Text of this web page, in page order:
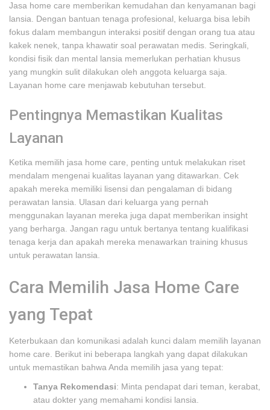
Jasa home care memberikan kemudahan dan kenyamanan bagi
lansia. Dengan bantuan tenaga profesional, keluarga bisa lebih
fokus dalam membangun interaksi positif dengan orang tua atau
kakek nenek, tanpa khawatir soal perawatan medis. Seringkali,
kondisi fisik dan mental lansia memerlukan perhatian khusus
yang mungkin sulit dilakukan oleh anggota keluarga saja.
Layanan home care menjawab kebutuhan tersebut.
Pentingnya Memastikan Kualitas
Layanan
Ketika memilih jasa home care, penting untuk melakukan riset
mendalam mengenai kualitas layanan yang ditawarkan. Cek
apakah mereka memiliki lisensi dan pengalaman di bidang
perawatan lansia. Ulasan dari keluarga yang pernah
menggunakan layanan mereka juga dapat memberikan insight
yang berharga. Jangan ragu untuk bertanya tentang kualifikasi
tenaga kerja dan apakah mereka menawarkan training khusus
untuk perawatan lansia.
Cara Memilih Jasa Home Care
yang Tepat
Keterbukaan dan komunikasi adalah kunci dalam memilih layanan
home care. Berikut ini beberapa langkah yang dapat dilakukan
untuk memastikan bahwa Anda memilih jasa yang tepat:
Tanya Rekomendasi: Minta pendapat dari teman, kerabat,
atau dokter yang memahami kondisi lansia.